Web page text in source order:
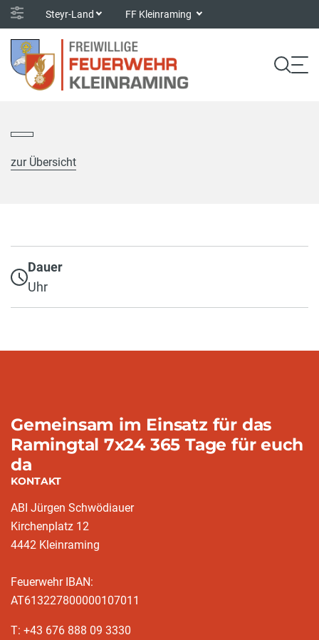
Steyr-Land FF Kleinraming
zur Übersicht
Dauer
Uhr
Gemeinsam im Einsatz für das
Ramingtal 7x24 365 Tage für euch
da
KONTAKT
ABI Jürgen Schwödiauer
Kirchenplatz 12
4442 Kleinraming
Feuerwehr IBAN:
AT613227800000107011
T: +43 676 888 09 3330